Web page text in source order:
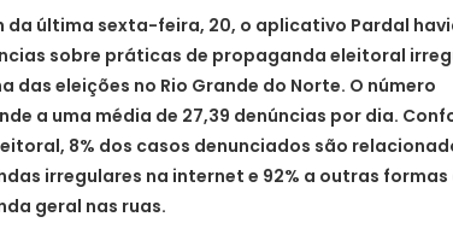
da última sexta-feira, 20, o aplicativo Pardal
sobre práticas de propaganda eleitoral
das eleições no Rio Grande do Norte. O número
a uma média de 27,39 denúncias por dia.
8% dos casos denunciados são
irregulares na internet e 92% a outras formas
geral nas ruas.